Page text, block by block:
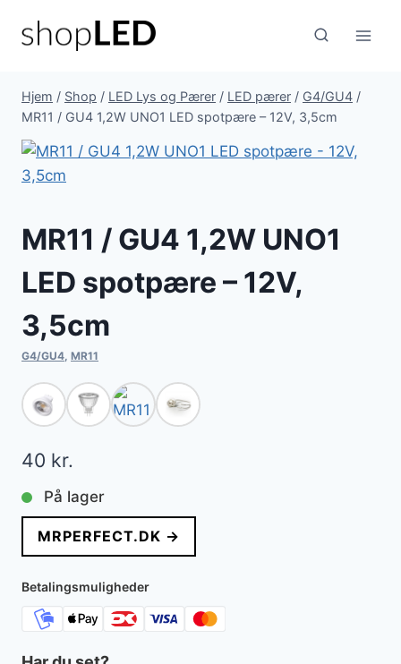
Hjem / Shop / LED Lys og Pærer / LED pærer / G4/GU4 /
MR11 / GU4 1,2W UNO1 LED spotpære – 12V, 3,5cm
MR11 / GU4 1,2W UNO1
LED spotpære – 12V,
3,5cm
G4/GU4, MR11
40 kr.
På lager
MRPERFECT.DK →
Betalingsmuligheder